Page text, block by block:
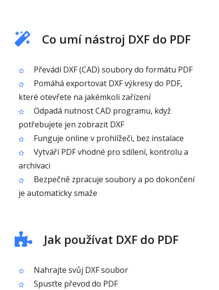
Co umí nástroj DXF do PDF
Převádí DXF (CAD) soubory do formátu PDF
Pomáhá exportovat DXF výkresy do PDF,
které otevřete na jakémkoli zařízení
Odpadá nutnost CAD programu, když
potřebujete jen zobrazit DXF
Funguje online v prohlížeči, bez instalace
Vytváří PDF vhodné pro sdílení, kontrolu a
archivaci
Bezpečně zpracuje soubory a po dokončení
je automaticky smaže
Jak používat DXF do PDF
Nahrajte svůj DXF soubor
Spusťte převod do PDF